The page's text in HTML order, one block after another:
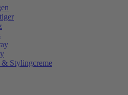
& Stylingcreme